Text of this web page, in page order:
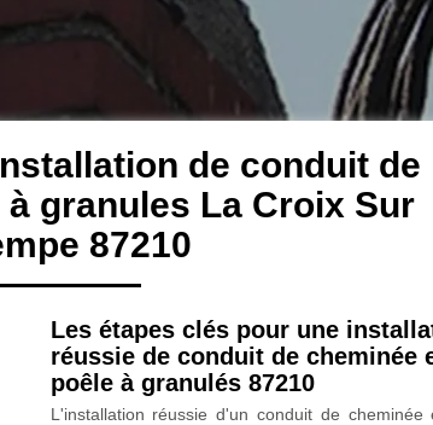
de conduit de
granules La Croix Sur
87210
Les étapes clés pour une
réussie de conduit de cheminée
poêle à granulés 87210
L'installation réussie d'un conduit de cheminée